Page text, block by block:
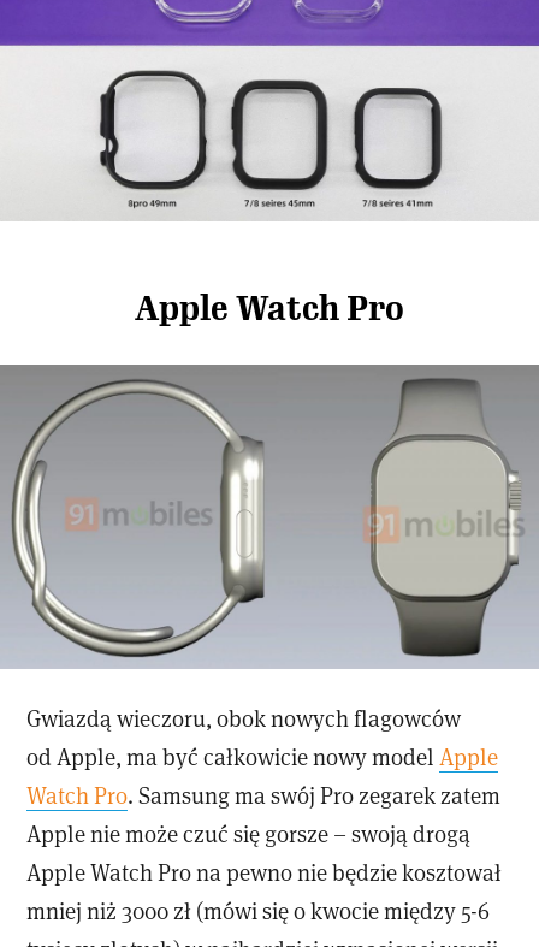
Apple Watch Pro
Gwiazdą wieczoru, obok nowych flagowców
od Apple, ma być całkowicie nowy model Apple
Watch Pro. Samsung ma swój Pro zegarek zatem
Apple nie może czuć się gorsze – swoją drogą
Apple Watch Pro na pewno nie będzie kosztował
mniej niż 3000 zł (mówi się o kwocie między 5-6